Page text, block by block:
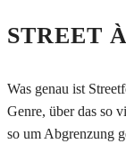
STREET
Was genau ist
Genre, über das so
so um Abgrenzung